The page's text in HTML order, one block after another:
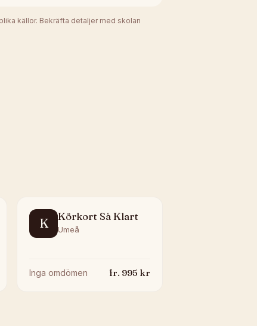
källor. Bekräfta detaljer med skolan
K Körkort Så Klart
Umeå
Inga omdömen fr. 995 kr